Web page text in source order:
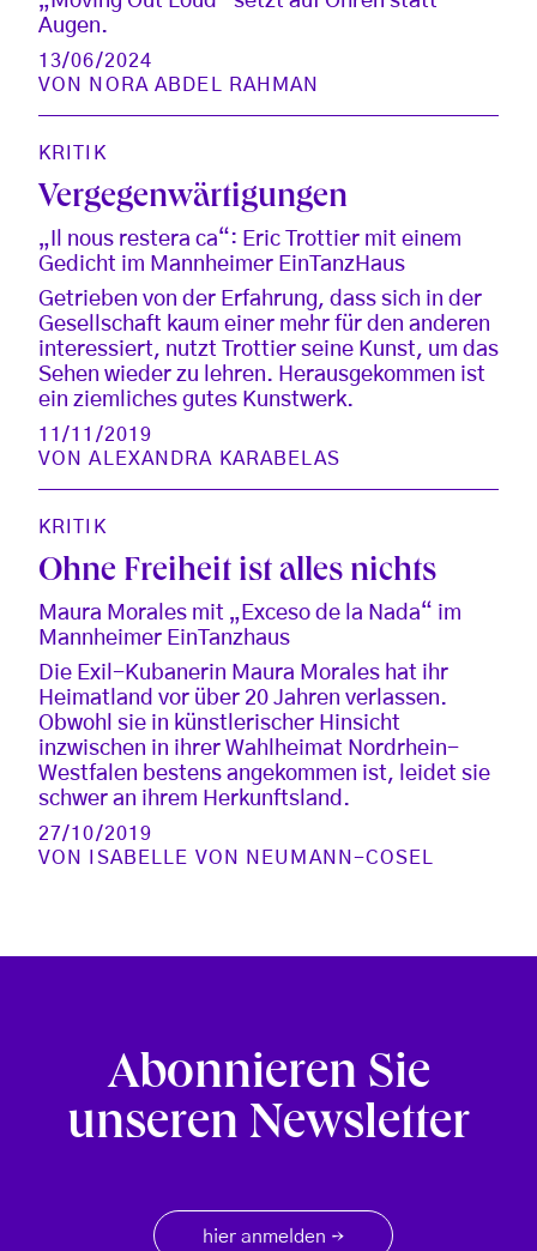
Augen.
13/06/2024
VON
NORA ABDEL RAHMAN
KRITIK
Vergegenwärtigungen
„Il nous restera ca“: Eric Trottier mit einem
Gedicht im Mannheimer EinTanzHaus
Getrieben von der Erfahrung, dass sich in der
Gesellschaft kaum einer mehr für den anderen
interessiert, nutzt Trottier seine Kunst, um das
Sehen wieder zu lehren. Herausgekommen ist
ein ziemliches gutes Kunstwerk.
11/11/2019
VONALEXANDRA KARABELAS
KRITIK
Ohne Freiheit ist alles nichts
Maura Morales mit „Exceso de la Nada“ im
Mannheimer EinTanzhaus
Die Exil-Kubanerin Maura Morales hat ihr
Heimatland vor über 20 Jahren verlassen.
Obwohl sie in künstlerischer Hinsicht
inzwischen in ihrer Wahlheimat Nordrhein-
Westfalen bestens angekommen ist, leidet sie
schwer an ihrem Herkunftsland.
27/10/2019
VON
ISABELLE VON NEUMANN-COSEL
Abonnieren Sie
unseren Newsletter
hier anmelden →